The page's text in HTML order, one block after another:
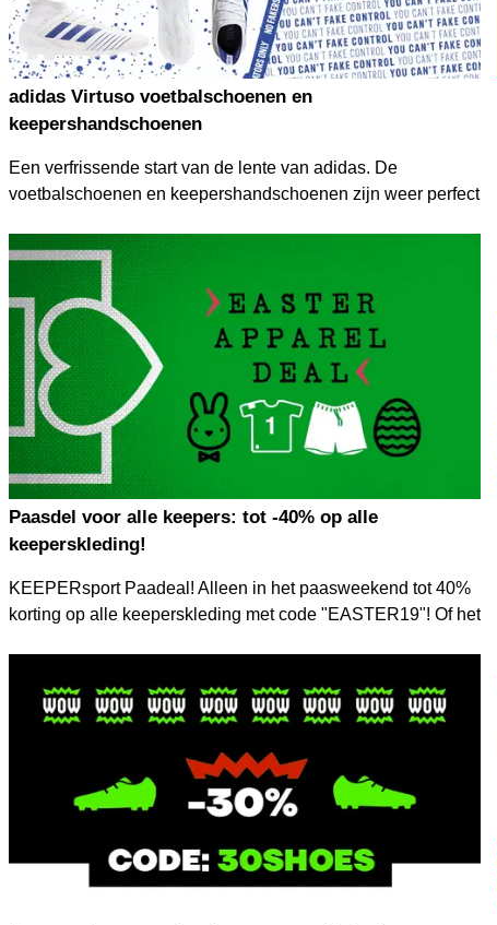
adidas Virtuso voetbalschoenen en
keepershandschoenen
Een verfrissende start van de lente van adidas. De
voetbalschoenen en keepershandschoenen zijn weer perfect
de fantastische nieuwe foam van adidas (URG1.0 &
URG2.0). Dit nieuwe whiteout-pack is nu verkrijgbaar bij
KEEPERsport!
Paasdel voor alle keepers: tot -40% op alle
keeperskleding!
KEEPERsport Paadeal! Alleen in het paasweekend tot 40%
korting op alle keeperskleding met code "EASTER19"! Of het
op alle KEEPERsport kleding en 30% korting op alle andere
kleding. De actie loopt van 19-04-2019 (10:00 uur) tot 22-04-